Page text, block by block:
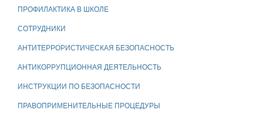
ПРОФИЛАКТИКА В ШКОЛЕ
СОТРУДНИКИ
АНТИТЕРРОРИСТИЧЕСКАЯ БЕЗОПАСНОСТЬ
АНТИКОРРУПЦИОННАЯ ДЕЯТЕЛЬНОСТЬ
ИНСТРУКЦИИ ПО БЕЗОПАСНОСТИ
ПРАВОПРИМЕНИТЕЛЬНЫЕ ПРОЦЕДУРЫ